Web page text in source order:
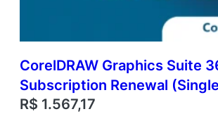
CorelDRAW Graphics Suite
Subscription Renewal
R$ 1.567,17